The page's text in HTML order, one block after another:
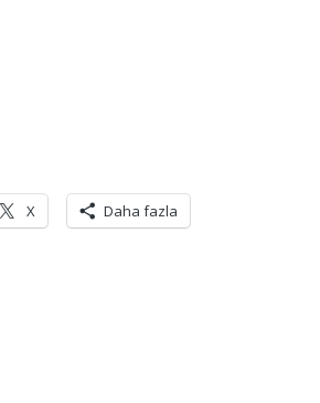
X Daha fazla